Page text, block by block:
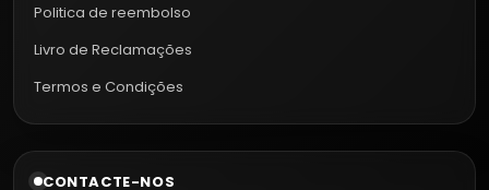
Politica de reembolso
Livro de Reclamações
Termos e Condições
CONTACTE-NOS